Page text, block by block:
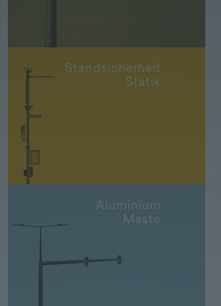
Standsicherheit
Statik
Aluminium
Maste